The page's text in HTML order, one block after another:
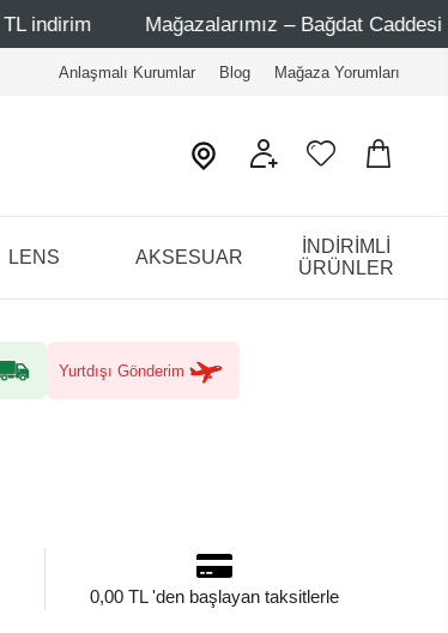
Mağazalarımız – Bağdat Caddesi 1 -
Anlaşmalı Kurumlar Blog Mağaza Yorumları
LENS AKSESUAR
İNDİRİMLİ
ÜRÜNLER
Yurtdışı Gönderim
0,00 TL 'den başlayan taksitlerle